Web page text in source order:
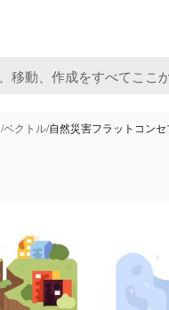
/ベクトル/自然災害フラットコン